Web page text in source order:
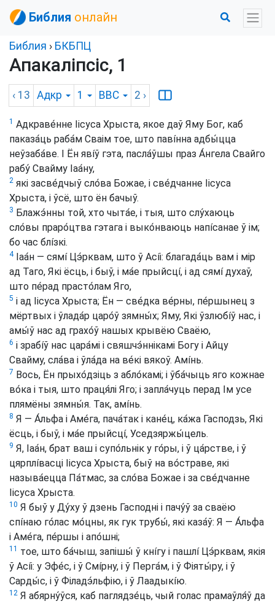
Библия онлайн
Библия › БКБПЦ
Апакаліпсіс, 1
‹ 13 Адкр 1 BBC 2 ›
1 Адкраве́нне Іісуса Хрыста, якое даў Яму Бог, каб
паказа́ць раба́м Сваім тое, што павíнна адбы́цца
неўзаба́ве. І Ён явíў гэта, пасла́ўшы праз А́нгела Свайго
рабу́ Свайму Іаа́ну,
2 які засве́дчыў сло́ва Божае, і све́дчанне Іісуса
Хрыста, і ўсё, што ён бачыў.
3 Блажэ́нны той, хто чыта́е, і тыя, што слу́хаюць
сло́вы праро́цтва гэтага і выко́нваюць напíсанае ў ім;
бо час блíзкі.
4Іаа́н — сямí Цэ́рквам, што ў Асíі: благада́ць вам і мір
ад Таго, Які ёсць, і быў, і ма́е прыйсцí, і ад сямí духаў,
што пе́рад прасто́лам Яго,
5 і ад Іісуса Хрыста; Ён — све́дка ве́рны, пе́ршынец з
мёртвых і ўлада́р царо́ў зямны́х; Яму, Які ўзлюбíў нас, і
амы́ў нас ад грахо́ў нашых крывёю Сваёю,
6 і зрабíў нас цара́мі і свяшчэ́ннікамі Богу і Айцу
Свайму, сла́ва і ўла́да на ве́кі вякоў. Амíнь.
7 Вось, Ён прыхо́дзіць з абло́камі; і ўба́чыць яго кожнае
во́ка і тыя, што праця́лі Яго; і запла́чуць перад Ім усе
плямёны зямны́я. Так, амíнь.
8 Я — А́льфа і Аме́га, пача́так і кане́ц, ка́жа Гасподзь, Які
ёсць, і быў, і ма́е прыйсцí, Уседзяржы́цель.
9 Я, Іаа́н, брат ваш і супо́льнік у го́ры, і ў ца́рстве, і ў
цярплíвасці Іісуса Хрыста, быў на во́страве, які
называ́ецца Па́тмас, за сло́ва Божае і за све́дчанне
Іісуса Хрыста.
10 Я быў у Ду́ху ў дзень Гасподні і пачу́ў за сваёю
спíнаю го́лас мо́цны, як гук трубы́, які каза́ў: Я — А́льфа
і Аме́га, пе́ршы і апо́шні;
11 тое, што ба́чыш, запішы́ ў кнíгу і пашлí Цэ́рквам, якія
ў Асíі: у Эфе́с, і ў Смíрну, і ў Перга́м, і ў Фіяты́ру, і ў
Сарды́с, і ў Філадэ́льфію, і ў Лаадыкíю.
12 Я абярну́ўся, каб паглядзе́ць, чый голас прамаўля́ў да